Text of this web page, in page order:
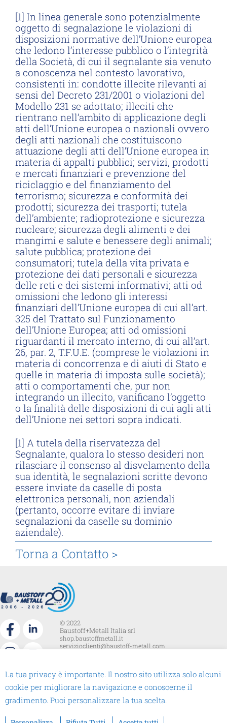
[1] In linea generale sono potenzialmente
oggetto di segnalazione le violazioni di
disposizioni normative dell’Unione europea
che ledono l’interesse pubblico o l’integrità
della Società, di cui il segnalante sia venuto
a conoscenza nel contesto lavorativo,
consistenti in: condotte illecite rilevanti ai
sensi del Decreto 231/2001 o violazioni del
Modello 231 se adottato; illeciti che
rientrano nell’ambito di applicazione degli
atti dell’Unione europea o nazionali ovvero
degli atti nazionali che costituiscono
attuazione degli atti dell’Unione europea in
materia di appalti pubblici; servizi, prodotti
e mercati finanziari e prevenzione del
riciclaggio e del finanziamento del
terrorismo; sicurezza e conformità dei
prodotti; sicurezza dei trasporti; tutela
dell’ambiente; radioprotezione e sicurezza
nucleare; sicurezza degli alimenti e dei
mangimi e salute e benessere degli animali;
salute pubblica; protezione dei
consumatori; tutela della vita privata e
protezione dei dati personali e sicurezza
delle reti e dei sistemi informativi; atti od
omissioni che ledono gli interessi
finanziari dell’Unione europea di cui all’art.
325 del Trattato sul Funzionamento
dell’Unione Europea; atti od omissioni
riguardanti il mercato interno, di cui all’art.
26, par. 2, T.F.U.E. (comprese le violazioni in
materia di concorrenza e di aiuti di Stato e
quelle in materia di imposta sulle società);
atti o comportamenti che, pur non
integrando un illecito, vanificano l’oggetto
o la finalità delle disposizioni di cui agli atti
dell’Unione nei settori sopra indicati.
[1] A tutela della riservatezza del
Segnalante, qualora lo stesso desideri non
rilasciare il consenso al disvelamento della
sua identità, le segnalazioni scritte devono
essere inviate da caselle di posta
elettronica personali, non aziendali
(pertanto, occorre evitare di inviare
segnalazioni da caselle su dominio
aziendale).
Torna a Contatto >
© 2022
Baustoff+Metall Italia srl
shop.baustoffmetall.it
servizioclienti@baustoff-metall.com
Via Johann Georg Mahl 36
39031 Brunico BZ
+39.0474.370285
CF.PI_ IT02489580213
Segnalazioni Whistleblowing
La tua privacy è importante. Il nostro sito utilizza solo alcuni
cookie per migliorare la navigazione e conoscerne il
gradimento. Puoi personalizzare la tua scelta.